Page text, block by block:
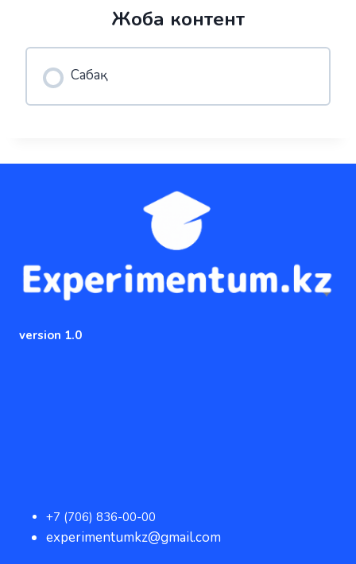
Жоба контент
Сабақ
version 1.0
+7 (706) 836-00-00
experimentumkz@gmail.com